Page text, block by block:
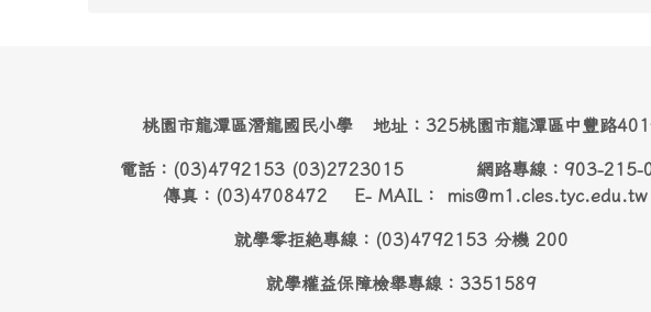
桃園市龍潭區潛龍國民小學 地址：325桃園市龍潭區中豐路
電話：(03)4792153 (03)2723015 網路專線：903-215-
傳真：(03)4708472 E- MAIL： mis@m1.cles.tyc.edu.tw
就學零拒絶專線：(03)4792153 分機 200
就學權益保障檢舉專線：3351589